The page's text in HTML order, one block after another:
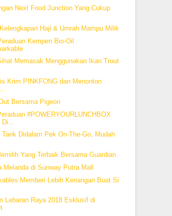
Next Food Junction Yang Cukup
Haji & Umrah Mampu Milik
Kempen Bio-Oil
Memasak Menggunakan Ikan Trout
Krim PINKFONG dan Menonton
Bersama Pigeon
#POWERYOURLUNCHBOX
Tarik Didalam Pek On-The-Go, Mudah
Yang Terbaik Bersama Guardian
Melanda di Sunway Putra Mall
Memberi Lebih Keriangan Buat Si
Lebaran Raya 2018 Esklusif di